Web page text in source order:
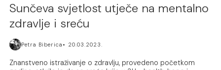
Sunčeva svjetlost utječe na mentalno
zdravlje i sreću
Petra Biberica 20.03.2023.
Znanstveno istraživanje o zdravlju, provedeno početkom